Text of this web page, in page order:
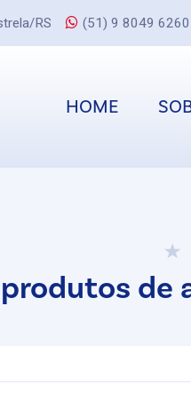
RS (51) 9 8049 6260
HOME
de